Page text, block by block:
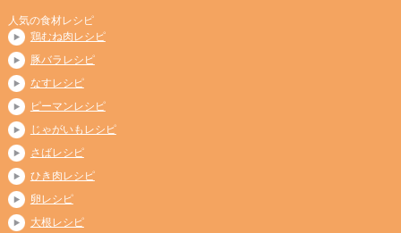
人気の食材レシピ
鶏むね肉レシピ
豚バラレシピ
なすレシピ
ピーマンレシピ
じゃがいもレシピ
さばレシピ
ひき肉レシピ
卵レシピ
大根レシピ